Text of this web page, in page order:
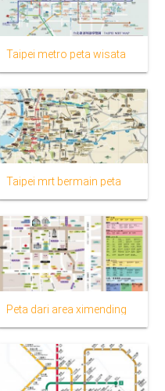
Taipei metro peta wisata
Taipei mrt bermain peta
Peta dari area ximending